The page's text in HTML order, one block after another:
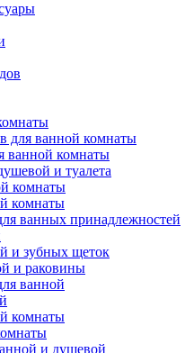
для ванной комнаты
ванной комнаты
и туалета
комнаты
комнаты
ванных принадлежностей
и зубных щеток
и раковины
ванной
комнаты
и душевой